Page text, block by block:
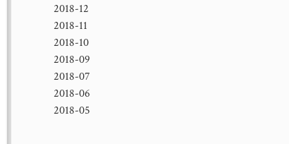
2018-12
2018-11
2018-10
2018-09
2018-07
2018-06
2018-05